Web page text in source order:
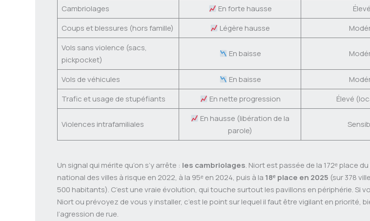
Cambriolages
En forte hausse
Élevé
Coups et blessures (hors famille)
Légère hausse
Vols sans violence (sacs,
pickpocket)
En baisse
Vols de véhicules En baisse
Trafic et usage de stupéfiants
En nette progression Élevé
Violences intrafamiliales
En hausse (libération de la
parole)
Un signal qui mérite qu’on s’y arrête : les cambriolages. Niort est passée de la 172ᵉ place
national des villes à risque en 2022, à la 95ᵉ en 2024, puis à la 18ᵉ place en 2025 (sur 378
500 habitants). C’est une vraie évolution, qui touche surtout les pavillons en périphérie. Si
Niort ou prévoyez de vous y installer, c’est le point sur lequel il faut être vigilant en priorité,
l’agression de rue.